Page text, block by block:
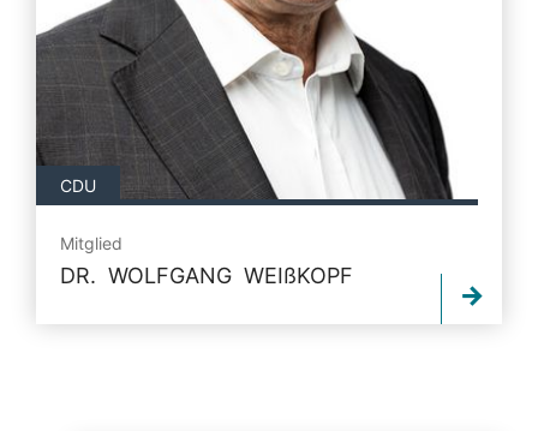
CDU
Mitglied
DR. WOLFGANG WEIßKOPF